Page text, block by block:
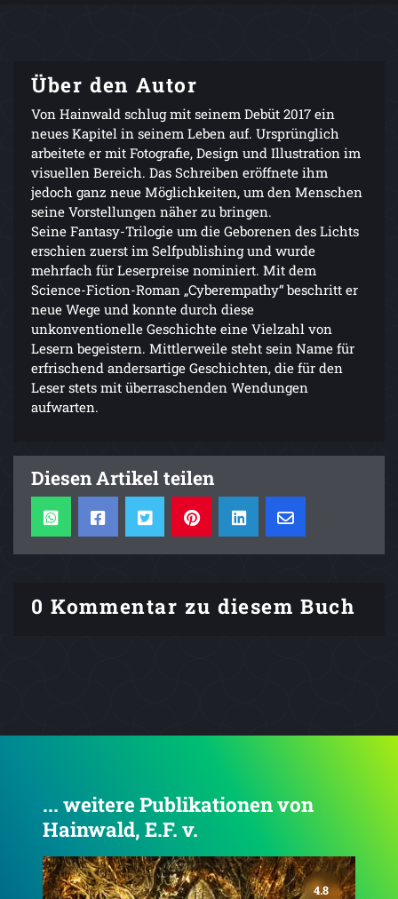
Über den Autor
Von Hainwald schlug mit seinem Debüt 2017 ein
neues Kapitel in seinem Leben auf. Ursprünglich
arbeitete er mit Fotografie, Design und Illustration im
visuellen Bereich. Das Schreiben eröffnete ihm
jedoch ganz neue Möglichkeiten, um den Menschen
seine Vorstellungen näher zu bringen.
Seine Fantasy-Trilogie um die Geborenen des Lichts
erschien zuerst im Selfpublishing und wurde
mehrfach für Leserpreise nominiert. Mit dem
Science-Fiction-Roman „Cyberempathy“ beschritt er
neue Wege und konnte durch diese
unkonventionelle Geschichte eine Vielzahl von
Lesern begeistern. Mittlerweile steht sein Name für
erfrischend andersartige Geschichten, die für den
Leser stets mit überraschenden Wendungen
aufwarten.
Diesen Artikel teilen
0 Kommentar zu diesem Buch
... weitere Publikationen von
Hainwald, E.F. v.
4.7